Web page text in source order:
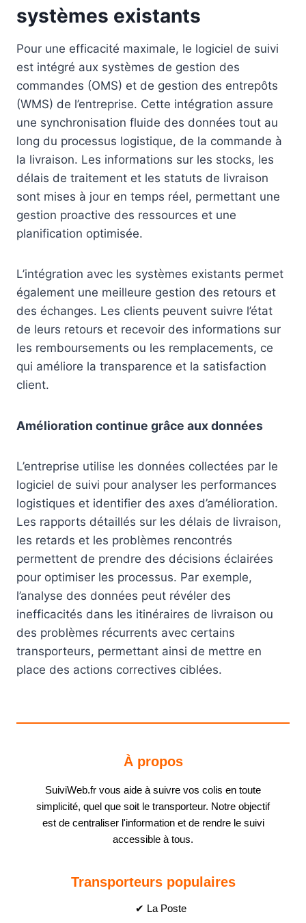
systèmes existants
Pour une efficacité maximale, le logiciel de suivi
est intégré aux systèmes de gestion des
commandes (OMS) et de gestion des entrepôts
(WMS) de l’entreprise. Cette intégration assure
une synchronisation fluide des données tout au
long du processus logistique, de la commande à
la livraison. Les informations sur les stocks, les
délais de traitement et les statuts de livraison
sont mises à jour en temps réel, permettant une
gestion proactive des ressources et une
planification optimisée.
L’intégration avec les systèmes existants permet
également une meilleure gestion des retours et
des échanges. Les clients peuvent suivre l’état
de leurs retours et recevoir des informations sur
les remboursements ou les remplacements, ce
qui améliore la transparence et la satisfaction
client.
Amélioration continue grâce aux données
L’entreprise utilise les données collectées par le
logiciel de suivi pour analyser les performances
logistiques et identifier des axes d’amélioration.
Les rapports détaillés sur les délais de livraison,
les retards et les problèmes rencontrés
permettent de prendre des décisions éclairées
pour optimiser les processus. Par exemple,
l’analyse des données peut révéler des
inefficacités dans les itinéraires de livraison ou
des problèmes récurrents avec certains
transporteurs, permettant ainsi de mettre en
place des actions correctives ciblées.
À propos
SuiviWeb.fr vous aide à suivre vos colis en toute
simplicité, quel que soit le transporteur. Notre objectif
est de centraliser l'information et de rendre le suivi
accessible à tous.
Transporteurs populaires
✔ La Poste